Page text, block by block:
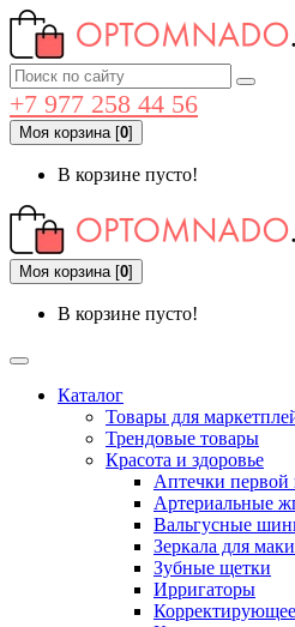
+7 977 258 44 56
Моя корзина[0]
В корзине пусто!
Моя корзина[0]
В корзине пусто!
Каталог
Товары для
Трендовые товары
Красота и здоровье
Аптечки
Артериальные
Вальгусные
Зеркала для
Зубные щетки
Ирригаторы